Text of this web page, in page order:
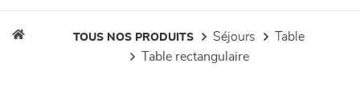
TOUS NOS PRODUITS séjours
table
table rectangulaire